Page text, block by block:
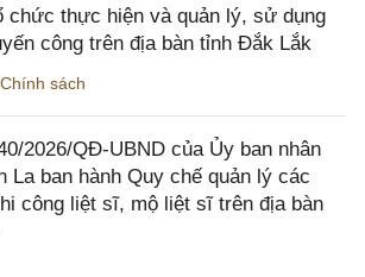
chức thực hiện và quản lý, sử dụng
công trên địa bàn tỉnh Đắk Lắk
Chính sách
2026/QĐ-UBND của Ủy ban nhân
La ban hành Quy chế quản lý các
công liệt sĩ, mộ liệt sĩ trên địa bàn